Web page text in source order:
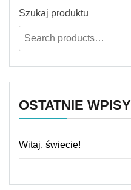
Szukaj produktu
OSTATNIE WPISY
Witaj, świecie!